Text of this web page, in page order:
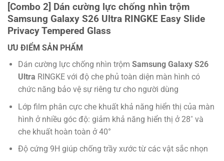
[Combo 2] Dán cường lực chống nhìn trộm
Samsung Galaxy S26 Ultra RINGKE Easy Slide
Privacy Tempered Glass
ƯU ĐIỂM SẢN PHẨM
Dán cường lực chống nhìn trộm Samsung Galaxy S26
Ultra RINGKE với độ che phủ toàn diện màn hình có
chức năng bảo vệ sự riêng tư cho người dùng
Lớp film phân cực che khuất khả năng hiển thị của màn
hình ở nhiều góc độ: giảm khả năng hiển thị ở 28˚ và
che khuất hoàn toàn ở40°
Độ cứng 9H giúp chống trầy xước từ các vật sắc nhọn